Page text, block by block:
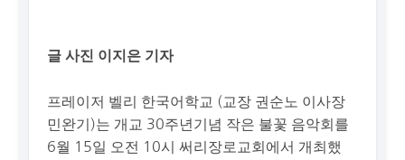
글 사진 이지은 기자
프레이저 벨리 한국어학교 (교장 권순노 이사장
민완기)는 개교 30주년기념 작은 불꽃 음악회를
6월 15일 오전 10시 써리장로교회에서 개최했